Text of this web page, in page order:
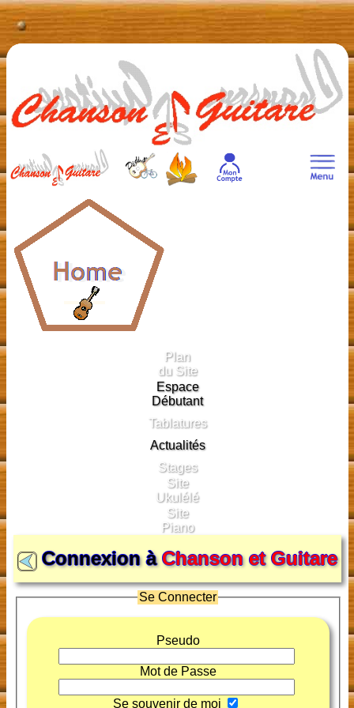
Plan
du Site
Espace
Débutant
Tablatures
Actualités
Stages
Site
Ukulélé
Site
Piano
Connexion àChanson et Guitare
Se Connecter
Pseudo
Mot de Passe
Se souvenir de moi